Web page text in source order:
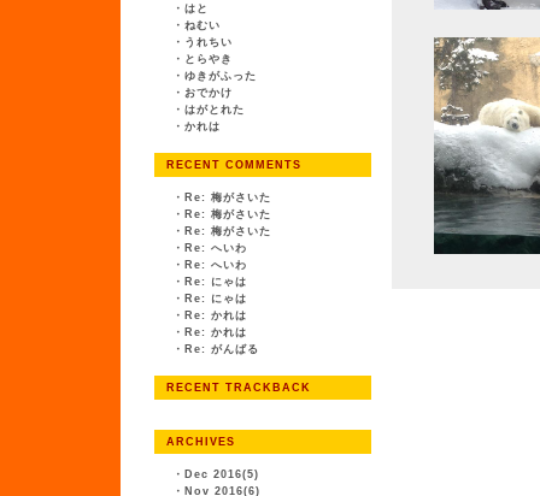
・ はと
・ ねむい
・ うれちい
・ とらやき
・ ゆきがふった
・ おでかけ
・ はがとれた
・ かれは
RECENT COMMENTS
・ Re: 梅がさいた
・ Re: 梅がさいた
・ Re: 梅がさいた
・ Re: へいわ
・ Re: へいわ
・ Re: にゃは
・ Re: にゃは
・ Re: かれは
・ Re: かれは
・ Re: がんばる
RECENT TRACKBACK
ARCHIVES
・ Dec 2016(5)
・ Nov 2016(6)